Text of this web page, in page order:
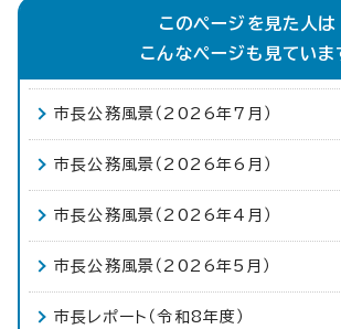
このページを見た人は
こんなページも見ていま
市長公務風景（2026年7月）
市長公務風景（2026年6月）
市長公務風景（2026年4月）
市長公務風景（2026年5月）
市長レポート（令和8年度）